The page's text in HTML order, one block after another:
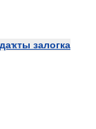
залогка